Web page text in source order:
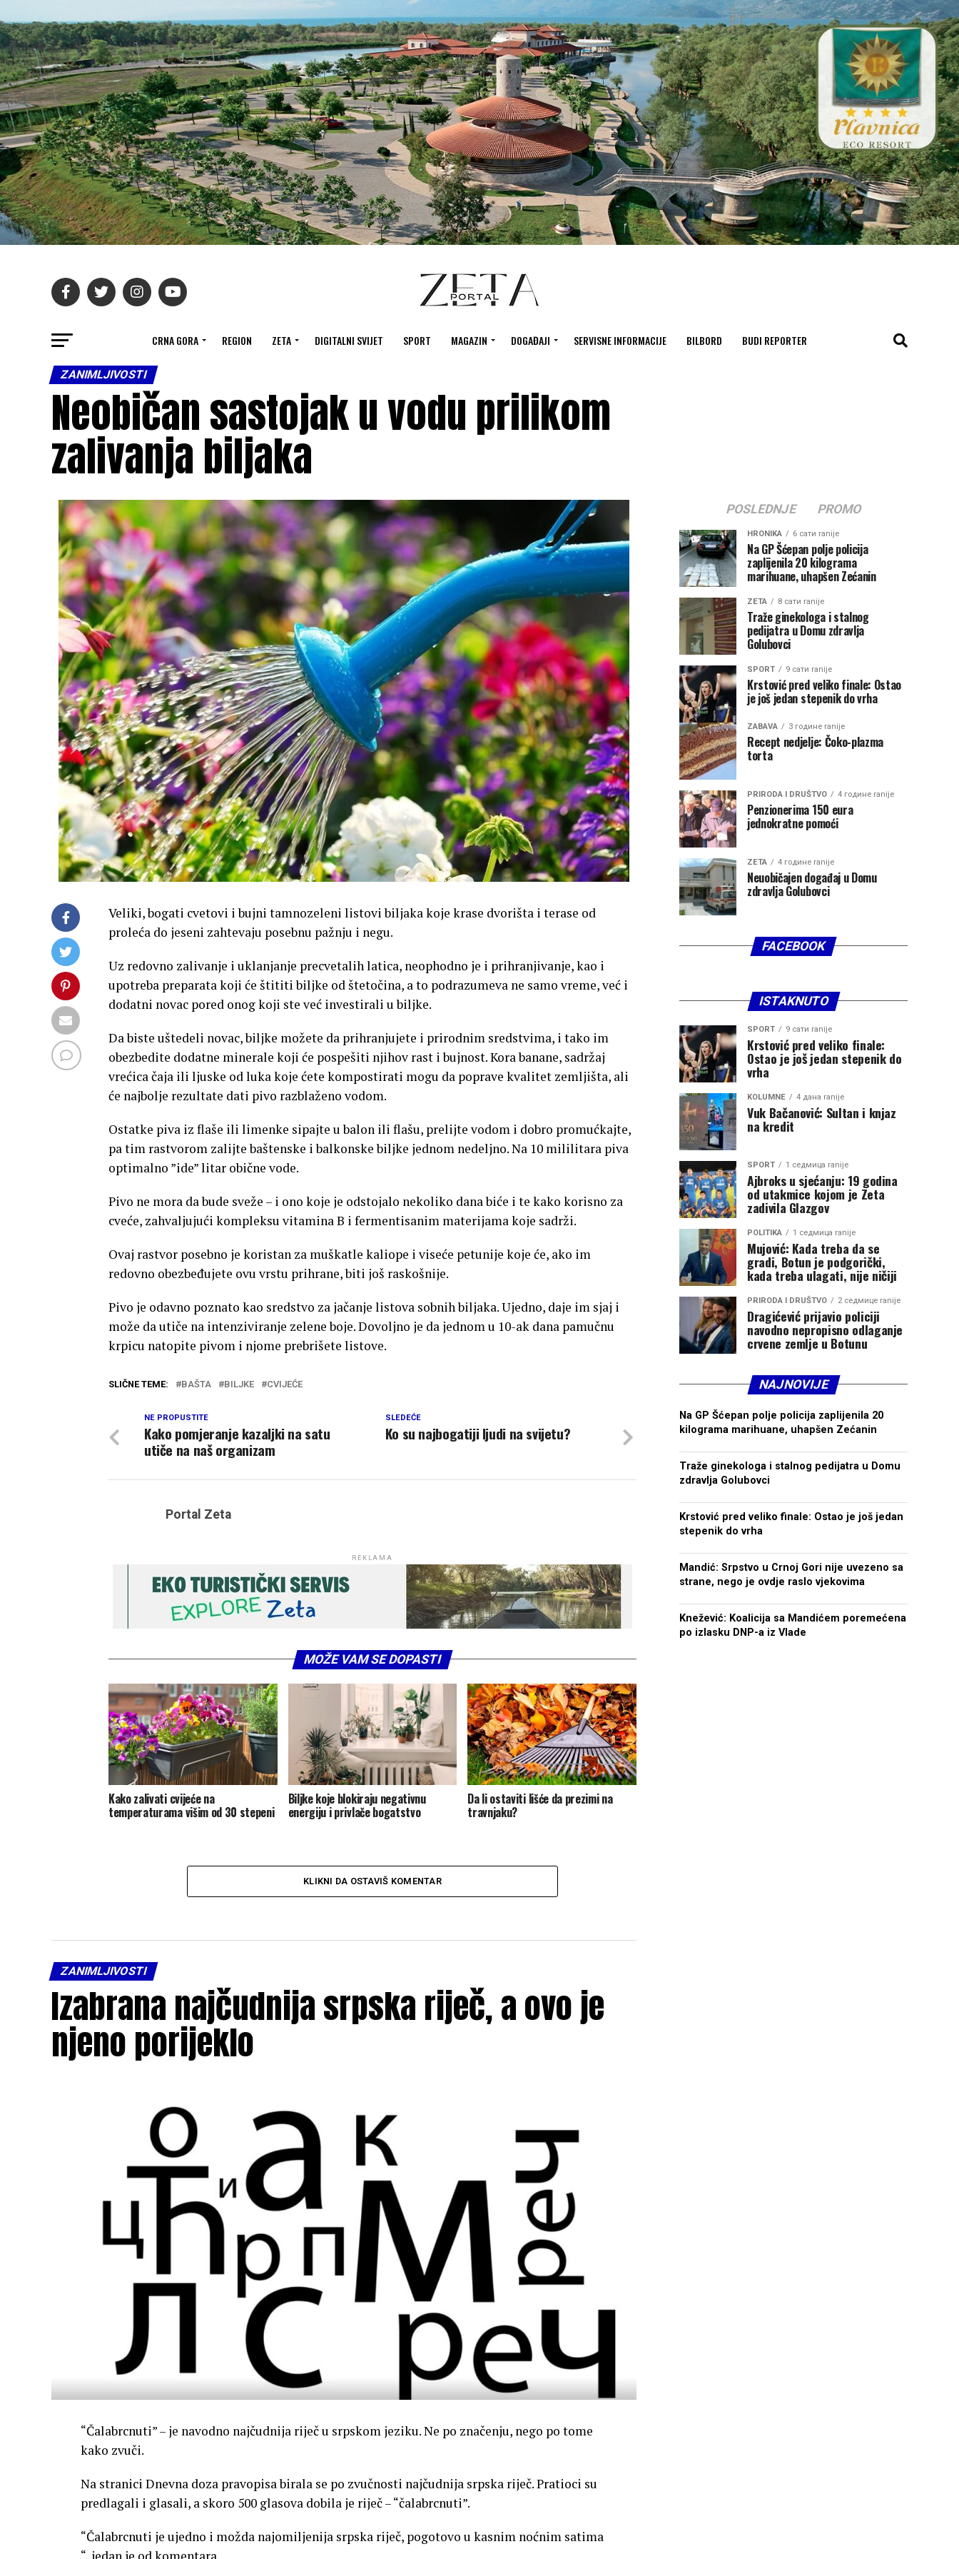
CRNA GORA REGION ZETA DIGITALNI SVIJET SPORT MAGAZIN DOGAĐAJI SERVISNE INFORMACIJE BILBORD BUDI REPORTER
ZANIMLJIVOSTI
Neobičan sastojak u vodu prilikom
zalivanja biljaka
Veliki, bogati cvetovi i bujni tamnozeleni listovi biljaka koje krase dvorišta i terase od
proleća do jeseni zahtevaju posebnu pažnju i negu.
Uz redovno zalivanje i uklanjanje precvetalih latica, neophodno je i prihranjivanje, kao i
upotreba preparata koji će štititi biljke od štetočina, a to podrazumeva ne samo vreme, već i
dodatni novac pored onog koji ste već investirali u biljke.
Da biste uštedeli novac, biljke možete da prihranjujete i prirodnim sredstvima, i tako im
obezbedite dodatne minerale koji će pospešiti njihov rast i bujnost. Kora banane, sadržaj
vrećica čaja ili ljuske od luka koje ćete kompostirati mogu da poprave kvalitet zemljišta, ali
će najbolje rezultate dati pivo razblaženo vodom.
Ostatke piva iz flaše ili limenke sipajte u balon ili flašu, prelijte vodom i dobro promućkajte,
pa tim rastvorom zalijte baštenske i balkonske biljke jednom nedeljno. Na 10 mililitara piva
optimalno ”ide” litar obične vode.
Pivo ne mora da bude sveže – i ono koje je odstojalo nekoliko dana biće i te kako korisno za
cveće, zahvaljujući kompleksu vitamina B i fermentisanim materijama koje sadrži.
Ovaj rastvor posebno je koristan za muškatle kaliope i viseće petunije koje će, ako im
redovno obezbeđujete ovu vrstu prihrane, biti još raskošnije.
Pivo je odavno poznato kao sredstvo za jačanje listova sobnih biljaka. Ujedno, daje im sjaj i
može da utiče na intenziviranje zelene boje. Dovoljno je da jednom u 10-ak dana pamučnu
krpicu natopite pivom i njome prebrišete listove.
SLIČNE TEME: BAŠTA BILJKE CVIJEĆE
SLEDEĆE
Ko su najbogatiji ljudi na svijetu?
NE PROPUSTITE
Kako pomjeranje kazaljki na satu
utiče na naš organizam
Portal Zeta
REKLAMA
MOŽE VAM SE DOPASTI
Kako zalivati cvijeće na
temperaturama višim od 30 stepeni
Biljke koje blokiraju negativnu
energiju i privlače bogatstvo
Da li ostaviti lišće da prezimi na
travnjaku?
KLIKNI DA OSTAVIŠ KOMENTAR
ZANIMLJIVOSTI
Izabrana najčudnija srpska riječ, a ovo je
njeno porijeklo
“Čalabrcnuti” – je navodno najčudnija riječ u srpskom jeziku. Ne po značenju, nego po tome
kako zvuči.
Na stranici Dnevna doza pravopisa birala se po zvučnosti najčudnija srpska riječ. Pratioci su
predlagali i glasali, a skoro 500 glasova dobila je riječ – “čalabrcnuti”.
“Čalabrcnuti je ujedno i možda najomiljenija srpska riječ, pogotovo u kasnim noćnim satima
POSLEDNJE PROMO
HRONIKA 6 сати ranije
Na GP Šćepan polje policija
zaplijenila 20 kilograma
marihuane, uhapšen Zećanin
ZETA 8 сати ranije
Traže ginekologa i stalnog
pedijatra u Domu zdravlja
Golubovci
SPORT 9 сати ranije
Krstović pred veliko finale: Ostao
je još jedan stepenik do vrha
ZABAVA 3 године ranije
Recept nedjelje: Čoko-plazma
torta
PRIRODA I DRUŠTVO 4 године ranije
Penzionerima 150 eura
jednokratne pomoći
ZETA 4 године ranije
Neuobičajen događaj u Domu
zdravlja Golubovci
FACEBOOK
ISTAKNUTO
SPORT 9 сати ranije
Krstović pred veliko finale:
Ostao je još jedan stepenik do
vrha
KOLUMNE 4 дана ranije
Vuk Bačanović: Sultan i knjaz
na kredit
SPORT 1 седмица ranije
Ajbroks u sjećanju: 19 godina
od utakmice kojom je Zeta
zadivila Glazgov
POLITIKA 1 седмица ranije
Mujović: Kada treba da se
gradi, Botun je podgorički,
kada treba ulagati, nije ničiji
PRIRODA I DRUŠTVO 2 седмице ranije
Dragićević prijavio policiji
navodno nepropisno odlaganje
crvene zemlje u Botunu
NAJNOVIJE
Na GP Šćepan polje policija zaplijenila 20
kilograma marihuane, uhapšen Zećanin
Traže ginekologa i stalnog pedijatra u Domu
zdravlja Golubovci
Krstović pred veliko finale: Ostao je još jedan
stepenik do vrha
Mandić: Srpstvo u Crnoj Gori nije uvezeno sa
strane, nego je ovdje raslo vjekovima
Knežević: Koalicija sa Mandićem poremećena
po izlasku DNP-a iz Vlade